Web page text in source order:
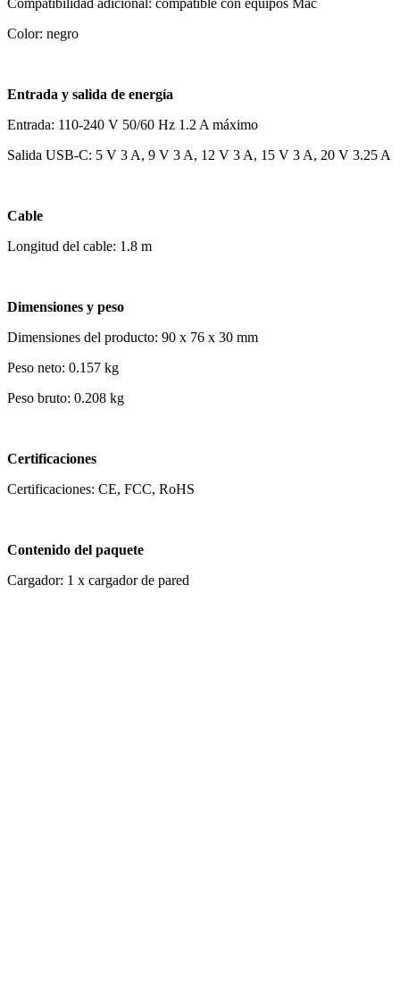
Color: negro
Entrada y salida de energía
Entrada: 110-240 V 50/60 Hz 1.2 A máximo
Salida USB-C: 5 V 3 A, 9 V 3 A, 12 V 3 A, 15 V 3 A, 20 V 3.25 A
Cable
Longitud del cable: 1.8 m
Dimensiones y peso
Dimensiones del producto: 90 x 76 x 30 mm
Peso neto: 0.157 kg
Peso bruto: 0.208 kg
Certificaciones
Certificaciones: CE, FCC, RoHS
Contenido del paquete
Cargador: 1 x cargador de pared